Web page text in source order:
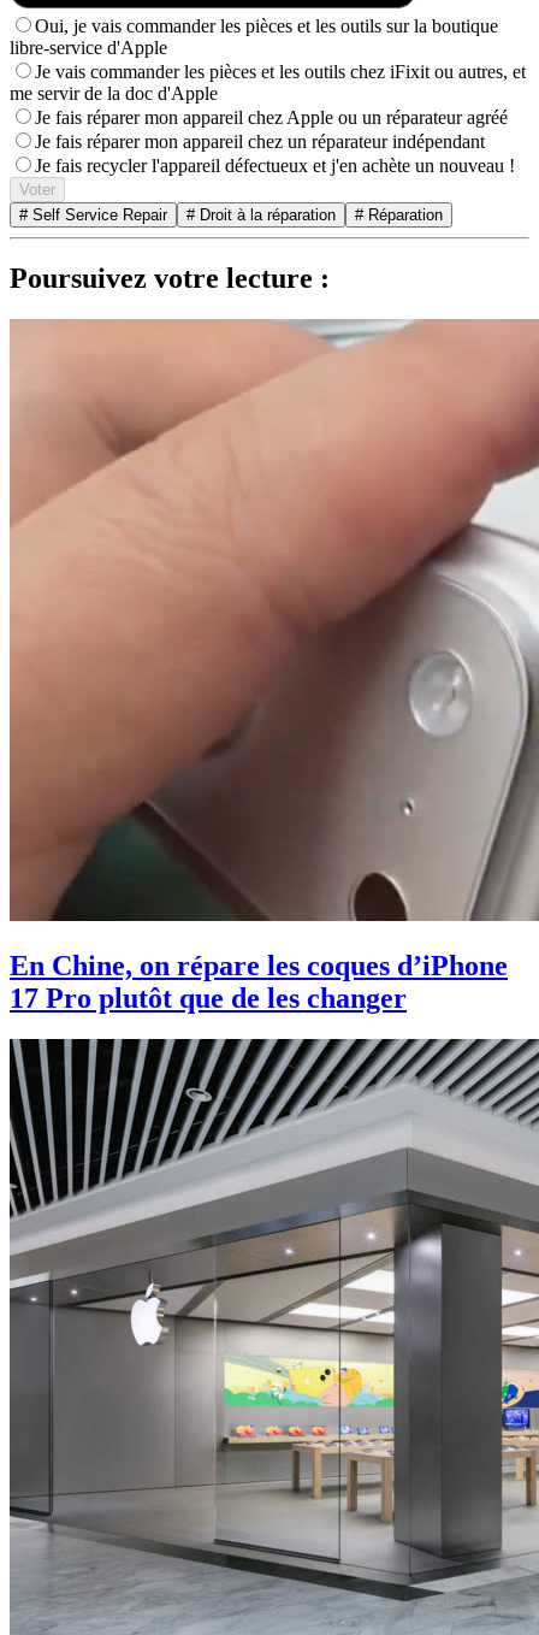
Oui, je vais commander les pièces et les outils sur la boutique
libre-service d'Apple
Je vais commander les pièces et les outils chez iFixit ou autres, et
me servir de la doc d'Apple
Je fais réparer mon appareil chez Apple ou un réparateur agréé
Je fais réparer mon appareil chez un réparateur indépendant
Je fais recycler l'appareil défectueux et j'en achète un nouveau !
Voter
# Self Service Repair
# Droit à la réparation # Réparation
Poursuivez votre lecture :
En Chine, on répare les coques d’iPhone
17 Pro plutôt que de les changer